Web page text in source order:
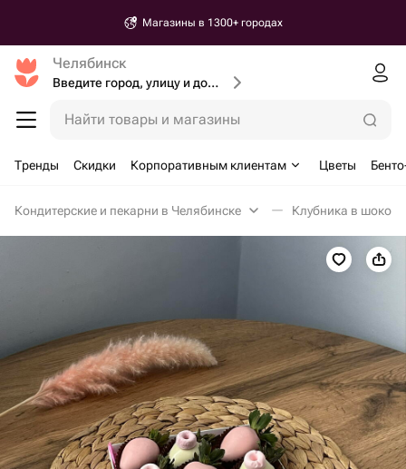
Магазины в 1300+ городах
Челябинск
Введите город, улицу и дом доставки
Найти товары и магазины
Тренды Скидки Корпоративным клиентам Цветы
Кондитерские и пекарни в Челябинске Клубника в